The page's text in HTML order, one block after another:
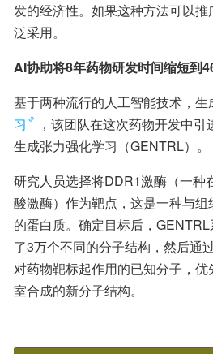
发的经济性。如果这种方法可以
泛采用。
AI协助将8年药物研发时间缩短到
基于两种流行的人工智能技术，生
习
，该团队在这次药物开发中
生成张力强化学习（GENTRL）。
研究人员选择将DDR1激酶（一种
酸激酶）作为靶点，这是一种与
的蛋白质。确定目标后，
了3万个不同的分子结构，然后通
对药物靶标起作用的已知分子，
室合成的新分子结构。